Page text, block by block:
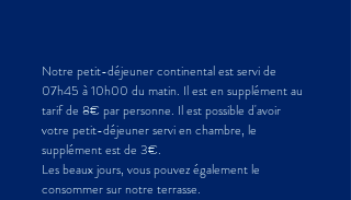
Notre petit-déjeuner continental est servi de
07h45 à 10h00 du matin. Il est en supplément au
tarif de 8€ par personne. Il est possible d'avoir
votre petit-déjeuner servi en chambre, le
supplément est de 3€.
Les beaux jours, vous pouvez également le
consommer sur notre terrasse.